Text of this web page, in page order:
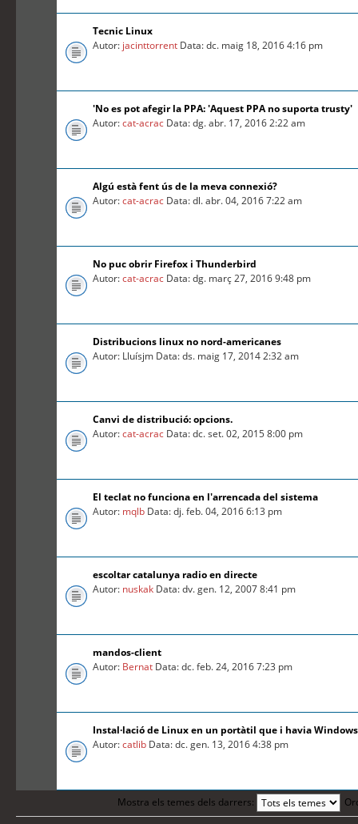
Tecnic Linux
Autor: jacinttorrent Data: dc. maig 18, 2016 4:16 pm
'No es pot afegir la PPA: 'Aquest PPA no suporta trusty'
Autor:cat-acrac Data: dg. abr. 17, 2016 2:22 am
Algú està fent ús de la meva connexió?
Autor:cat-acrac Data: dl. abr. 04, 2016 7:22 am
No puc obrir Firefox i Thunderbird
Autor:cat-acrac Data: dg. març 27, 2016 9:48 pm
Distribucions linux no nord-americanes
Autor: Lluísjm Data: ds. maig 17, 2014 2:32 am
Canvi de distribució: opcions.
Autor:cat-acrac Data: dc. set. 02, 2015 8:00 pm
El teclat no funciona en l'arrencada del sistema
Autor: mqlb Data: dj. feb. 04, 2016 6:13 pm
escoltar catalunya radio en directe
Autor: nuskak Data: dv. gen. 12, 2007 8:41 pm
mandos-client
Autor: Bernat Data: dc. feb. 24, 2016 7:23 pm
Instal·lació de Linux en un portàtil que i havia
Autor:catlib Data: dc. gen. 13, 2016 4:38 pm
Mostra els temes dels darrers: